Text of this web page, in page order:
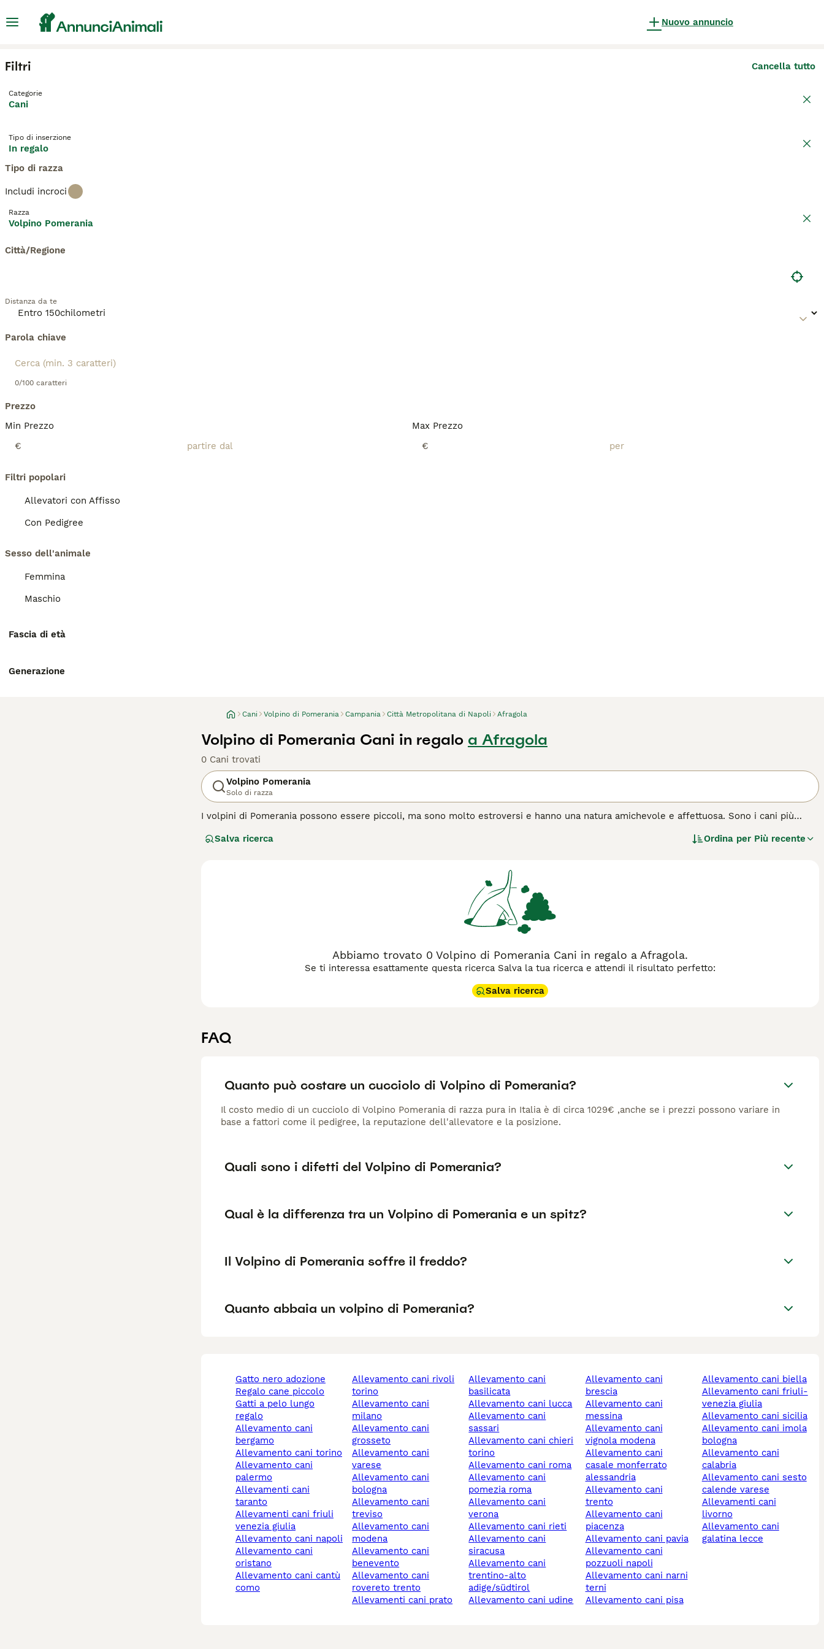
Nuovo annuncio
Filtri Cancella tutto
Categorie
Cani
Tipo di inserzione
In regalo
Tipo di razza
Includi incroci
Razza
Volpino Pomerania
Città/Regione
Distanza da te
Parola chiave
0/100 caratteri
Prezzo
Min Prezzo
€
Max Prezzo
€
Filtri popolari
Allevatori con Affisso
Con Pedigree
Sesso dell'animale
Femmina
Maschio
Fascia di età
Generazione
Cani Volpino di Pomerania Campania Città Metropolitana di Napoli Afragola
Volpino di Pomerania Cani in regalo a Afragola
0 Cani trovati
Volpino Pomerania
Solo di razza
I volpini di Pomerania possono essere piccoli, ma sono molto estroversi e hanno una natura amichevole e affettuosa. Sono i cani più
questi volpini discendono dallo spitz tedesco, motivo per cui vengono altresì chiamati spitz tedeschi nani. La regina Vittoria li rese
per informazioni su questa razza di cane.
Salva ricerca Ordina per Più recente
Abbiamo trovato 0 Volpino di Pomerania Cani in regalo a Afragola.
Se ti interessa esattamente questa ricerca Salva la tua ricerca e attendi il risultato perfetto:
Salva ricerca
FAQ
Quanto può costare un cucciolo di Volpino di Pomerania?
Il costo medio di un cucciolo di Volpino Pomerania di razza pura in Italia è di circa 1029€ ,anche se i prezzi possono variare in
base a fattori come il pedigree, la reputazione dell'allevatore e la posizione.
Quali sono i difetti del Volpino di Pomerania?
Qual è la differenza tra un Volpino di Pomerania e un spitz?
Il Volpino di Pomerania soffre il freddo?
Quanto abbaia un volpino di Pomerania?
gatto nero adozione
regalo cane piccolo
gatti a pelo lungo
regalo
allevamento cani
bergamo
allevamento cani torino
allevamento cani
palermo
allevamenti cani
taranto
allevamenti cani friuli
venezia giulia
allevamento cani napoli
allevamento cani
oristano
allevamento cani cantù
como
allevamento cani rivoli
torino
allevamento cani
milano
allevamento cani
grosseto
allevamento cani
varese
allevamento cani
bologna
allevamento cani
treviso
allevamento cani
modena
allevamento cani
benevento
allevamento cani
rovereto trento
allevamenti cani prato
allevamento cani
basilicata
allevamento cani lucca
allevamento cani
sassari
allevamento cani chieri
torino
allevamento cani roma
allevamento cani
pomezia roma
allevamento cani
verona
allevamento cani rieti
allevamento cani
siracusa
allevamento cani
trentino-alto
adige/südtirol
allevamento cani udine
allevamento cani
brescia
allevamento cani
messina
allevamento cani
vignola modena
allevamento cani
casale monferrato
alessandria
allevamento cani
trento
allevamento cani
piacenza
allevamento cani pavia
allevamento cani
pozzuoli napoli
allevamento cani narni
terni
allevamento cani pisa
allevamento cani biella
allevamento cani friuli-
venezia giulia
allevamento cani sicilia
allevamento cani imola
bologna
allevamento cani
calabria
allevamento cani sesto
calende varese
allevamenti cani
livorno
allevamento cani
galatina lecce